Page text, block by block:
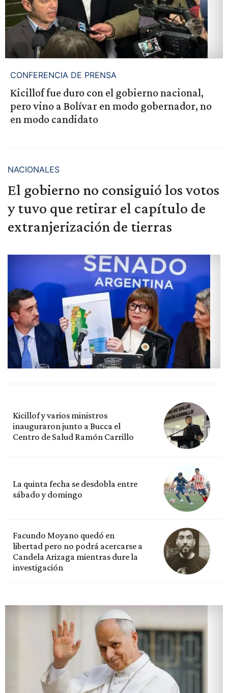
CONFERENCIA DE PRENSA
Kicillof fue duro con el gobierno nacional,
pero vino a Bolívar en modo gobernador, no
en modo candidato
NACIONALES
El gobierno no consiguió los votos
y tuvo que retirar el capítulo de
extranjerización de tierras
Kicillof y varios ministros
inauguraron junto a Bucca el
Centro de Salud Ramón Carrillo
La quinta fecha se desdobla entre
sábado y domingo
Facundo Moyano quedó en
libertad pero no podrá acercarse a
Candela Arizaga mientras dure la
investigación